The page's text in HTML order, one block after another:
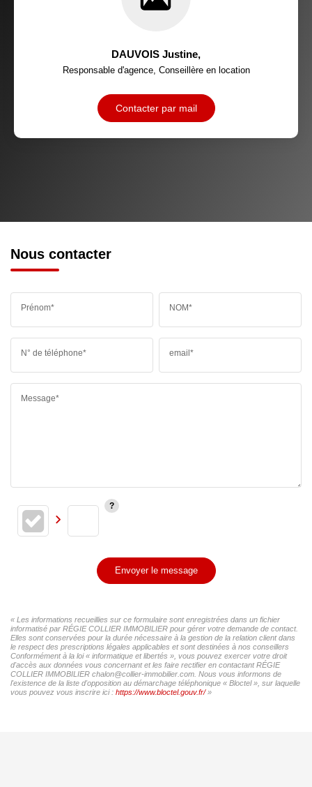
DAUVOIS Justine,
Responsable d'agence, Conseillère en location
Contacter par mail
Nous contacter
Prénom* NOM*
N° de téléphone* email*
Message*
Envoyer le message
« Les informations recueillies sur ce formulaire sont enregistrées dans un fichier
informatisé par RÉGIE COLLIER IMMOBILIER pour gérer votre demande de contact.
Elles sont conservées pour la durée nécessaire à la gestion de la relation client dans
le respect des prescriptions légales applicables et sont destinées à nos conseillers
Conformément à la loi « informatique et libertés », vous pouvez exercer votre droit
d'accès aux données vous concernant et les faire rectifier en contactant RÉGIE
COLLIER IMMOBILIER chalon@collier-immobilier.com. Nous vous informons de
l'existence de la liste d'opposition au démarchage téléphonique « Bloctel », sur laquelle
vous pouvez vous inscrire ici : https://www.bloctel.gouv.fr/»